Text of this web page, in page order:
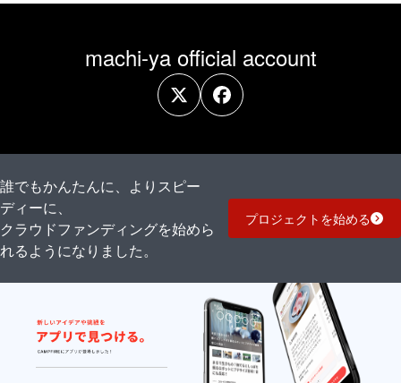
machi-ya official account
誰でもかんたんに、よりスピー
ディーに、
クラウドファンディングを始めら
れるようになりました。
プロジェクトを始める